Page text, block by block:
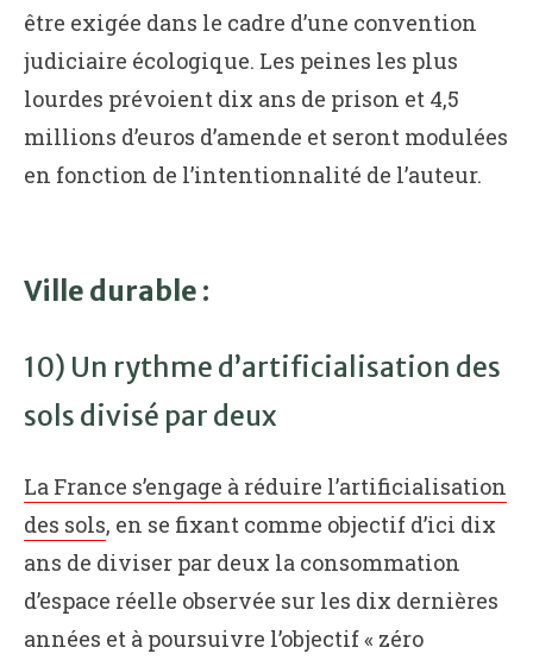
être exigée dans le cadre d’une convention
judiciaire écologique. Les peines les plus
lourdes prévoient dix ans de prison et 4,5
millions d’euros d’amende et seront modulées
en fonction de l’intentionnalité de l’auteur.
Ville durable :
10) Un rythme d’artificialisation des
sols divisé par deux
La France s’engage à réduire l’artificialisation
des sols, en se fixant comme objectif d’ici dix
ans de diviser par deux la consommation
d’espace réelle observée sur les dix dernières
années et à poursuivre l’objectif « zéro